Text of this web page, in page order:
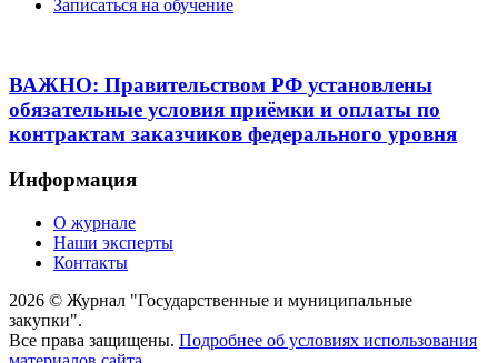
Записаться на обучение
ВАЖНО: Правительством РФ установлены
обязательные условия приёмки и оплаты по
контрактам заказчиков федерального уровня
Информация
О журнале
Наши эксперты
Контакты
2026 © Журнал "Государственные и муниципальные
закупки".
Все права защищены. Подробнее об условиях использования